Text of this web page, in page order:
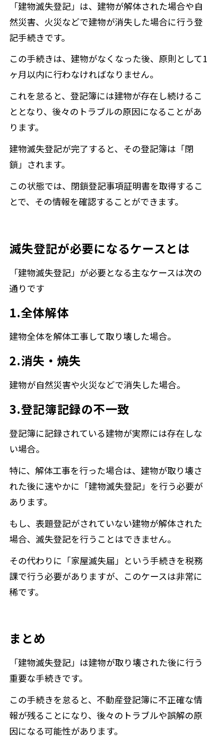
「建物滅失登記」は、建物が解体された場合や自
然災害、火災などで建物が消失した場合に行う登
記手続きです。
この手続きは、建物がなくなった後、原則として1
ヶ月以内に行わなければなりません。
これを怠ると、登記簿には建物が存在し続けるこ
ととなり、後々のトラブルの原因になることがあ
ります。
建物滅失登記が完了すると、その登記簿は「閉
鎖」されます。
この状態では、閉鎖登記事項証明書を取得するこ
とで、その情報を確認することができます。
滅失登記が必要になるケースとは
「建物滅失登記」が必要となる主なケースは次の
通りです
1.全体解体
建物全体を解体工事して取り壊した場合。
2.消失・焼失
建物が自然災害や火災などで消失した場合。
3.登記簿記録の不一致
登記簿に記録されている建物が実際には存在しな
い場合。
特に、解体工事を行った場合は、建物が取り壊さ
れた後に速やかに「建物滅失登記」を行う必要が
あります。
もし、表題登記がされていない建物が解体された
場合、滅失登記を行うことはできません。
その代わりに「家屋滅失届」という手続きを税務
課で行う必要がありますが、このケースは非常に
稀です。
まとめ
「建物滅失登記」は建物が取り壊された後に行う
重要な手続きです。
この手続きを怠ると、不動産登記簿に不正確な情
報が残ることになり、後々のトラブルや誤解の原
因になる可能性があります。